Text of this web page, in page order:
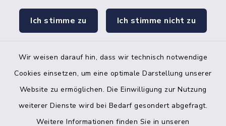
Ich stimme zu Ich stimme nicht zu
Wir weisen darauf hin, dass wir technisch notwendige
Cookies einsetzen, um eine optimale Darstellung unserer
Website zu ermöglichen. Die Einwilligung zur Nutzung
weiterer Dienste wird bei Bedarf gesondert abgefragt.
Weitere Informationen finden Sie in unseren
facebook
Bankverbindung der Amtskasse